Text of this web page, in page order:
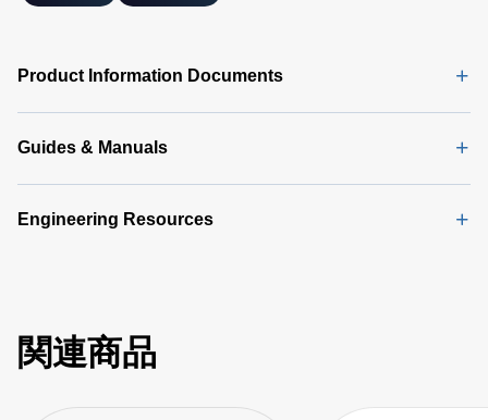
Product Information Documents
Guides & Manuals
Engineering Resources
関連商品